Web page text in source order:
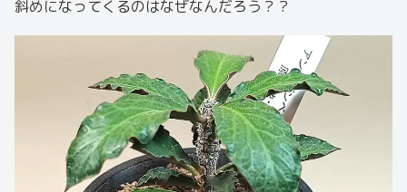
斜めになってくるのはなぜなんだろう？？